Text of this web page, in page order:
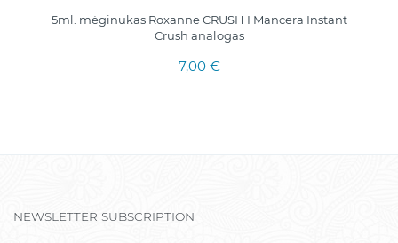
5ml. mėginukas Roxanne CRUSH I Mancera Instant
Crush analogas
7,00 €
NEWSLETTER SUBSCRIPTION